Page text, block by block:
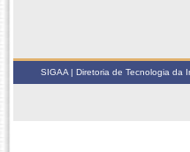
SIGAA | Diretoria de Tecnologia da